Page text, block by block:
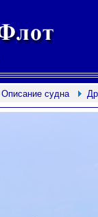
Описание судна